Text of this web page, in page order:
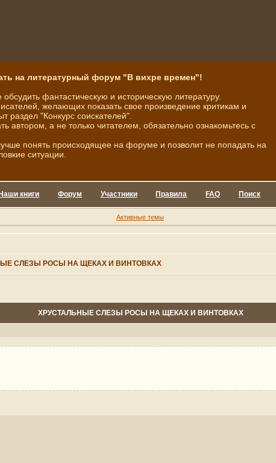
на литературный форум "В вихре времен"!
фантастическую и историческую литературу.
желающих показать свое произведение критикам и
раздел "Конкурс соискателей".
автором, а не только читателем, обязательно ознакомьтесь с
понять происходящее на форуме и позволит не попадать на
ситуации.
Наши книги Форум Участники Правила FAQ Поиск
Активные темы
СЛЕЗЫ РОСЫ НА ЩЕКАХ И ВИНТОВКАХ
ХРУСТАЛЬНЫЕ СЛЕЗЫ РОСЫ НА ЩЕКАХ И ВИНТОВКАХ